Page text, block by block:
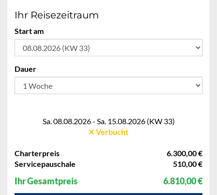
Ihr Reisezeitraum
Start am
Dauer
Sa. 08.08.2026 - Sa. 15.08.2026 (KW 33)
Verbucht
Charterpreis
6.300,00 €
Servicepauschale
510,00 €
Ihr Gesamtpreis 6.810,00 €